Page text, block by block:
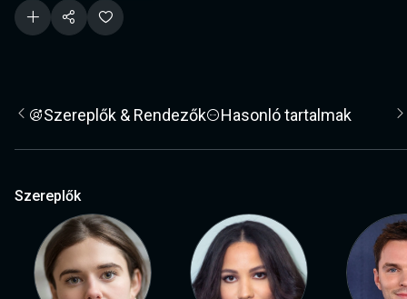
Szereplők & Rendezők Hasonló tartalmak
Szereplők